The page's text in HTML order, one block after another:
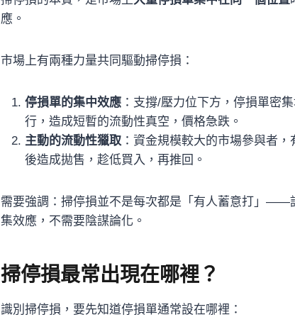
應。
市場上有兩種力量共同驅動掃停損：
停損單的集中效應 ：支撐/壓力位下方，停損單密
行，造成短暫的流動性真空，價格急跌。
主動的流動性獵取 ：資金規模較大的市場參與者
後造成拋售，趁低買入，再推回。
需要強調：掃停損並不是每次都是「有人蓄意打」——
集效應，不需要陰謀論化。
掃停損最常出現在哪裡？
識別掃停損，要先知道停損單通常設在哪裡：